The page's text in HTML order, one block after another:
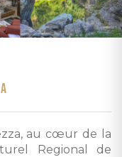
au cœur de la
Regional de